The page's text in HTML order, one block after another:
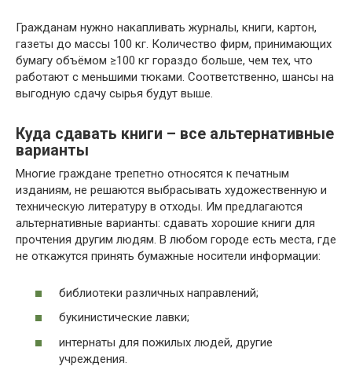
Гражданам нужно накапливать журналы, книги, картон,
газеты до массы 100 кг. Количество фирм, принимающих
бумагу объёмом ≥100 кг гораздо больше, чем тех, что
работают с меньшими тюками. Соответственно, шансы на
выгодную сдачу сырья будут выше.
Куда сдавать книги – все альтернативные
варианты
Многие граждане трепетно относятся к печатным
изданиям, не решаются выбрасывать художественную и
техническую литературу в отходы. Им предлагаются
альтернативные варианты: сдавать хорошие книги для
прочтения другим людям. В любом городе есть места, где
не откажутся принять бумажные носители информации:
библиотеки различных направлений;
букинистические лавки;
интернаты для пожилых людей, другие
учреждения.